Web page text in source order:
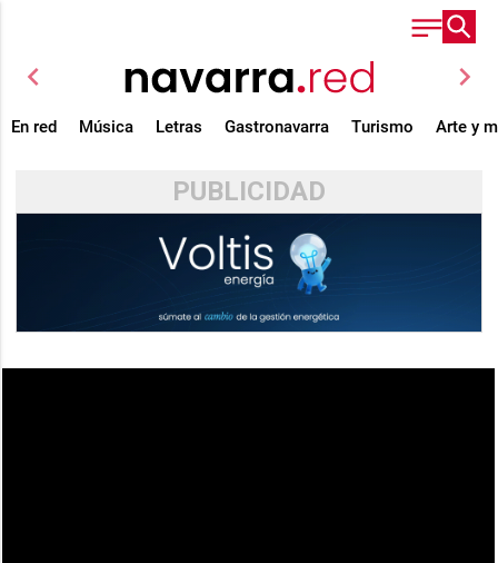
chevron_left chevron_right
En red Música Letras Gastronavarra Turismo Arte y
PUBLICIDAD